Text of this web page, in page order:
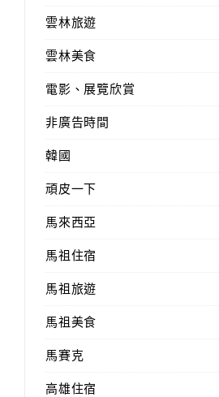
雲林旅遊
雲林美食
電影、展覽欣賞
非廣告時間
韓國
頑皮一下
馬來西亞
馬祖住宿
馬祖旅遊
馬祖美食
馬賽克
高雄住宿